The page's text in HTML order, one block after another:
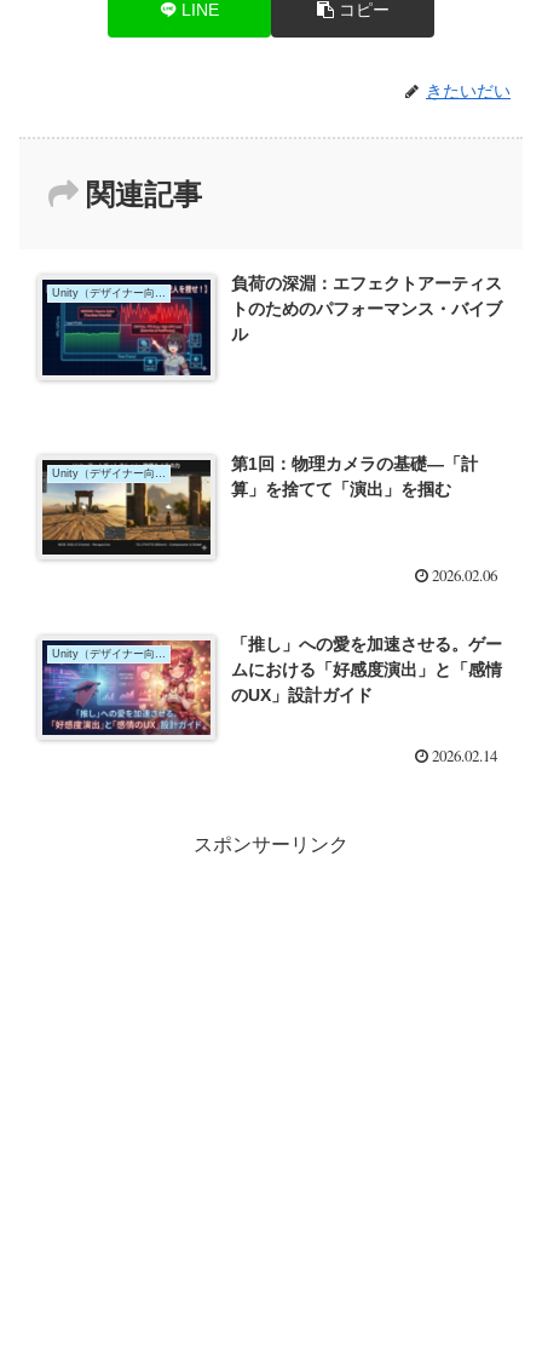
LINE コピー
きたいだい
関連記事
Unity（デザイナー向け）
負荷の深淵：エフェクトアーティス
トのためのパフォーマンス・バイブ
ル
Unity（デザイナー向け）
第1回：物理カメラの基礎―「計
算」を捨てて「演出」を掴む
2026.02.06
「推し」への愛を加速させる。ゲー
ムにおける「好感度演出」と「感情
のUX」設計ガイド
2026.02.14
スポンサーリンク